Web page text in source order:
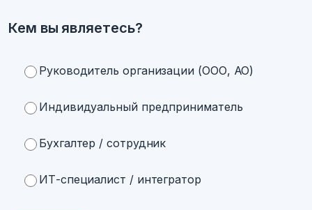
Кем вы являетесь?
Руководитель организации (ООО, АО)
Индивидуальный предприниматель
Бухгалтер / сотрудник
ИТ-специалист / интегратор